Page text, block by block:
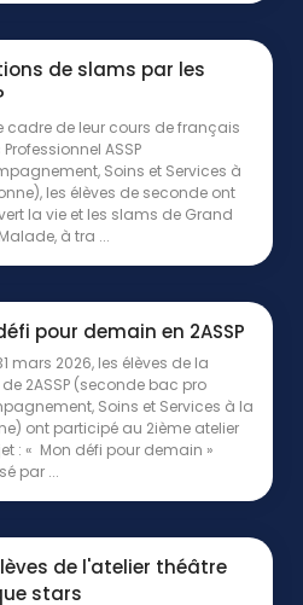
de slams par les
cadre de leur cours de français
ASSP
Soins et Services à
les élèves de seconde ont
la vie et les slams de Grand
à tra ...
pour demain en 2ASSP
mars 2026, les élèves de la
2ASSP (seconde bac pro
Soins et Services à la
ont participé au 2ième atelier
: « Mon défi pour demain »
par ...
de l'atelier théâtre
stars